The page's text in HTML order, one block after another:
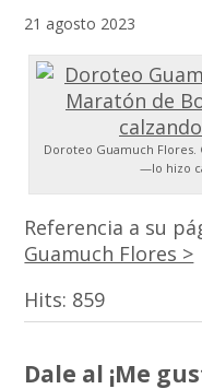
21 agosto 2023
Doroteo Guamuch Flores.
—lo hizo
Referencia a su
Guamuch Flores >
Hits: 859
Dale al ¡Me